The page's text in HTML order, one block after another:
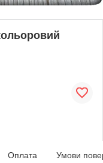
Оплата Умови